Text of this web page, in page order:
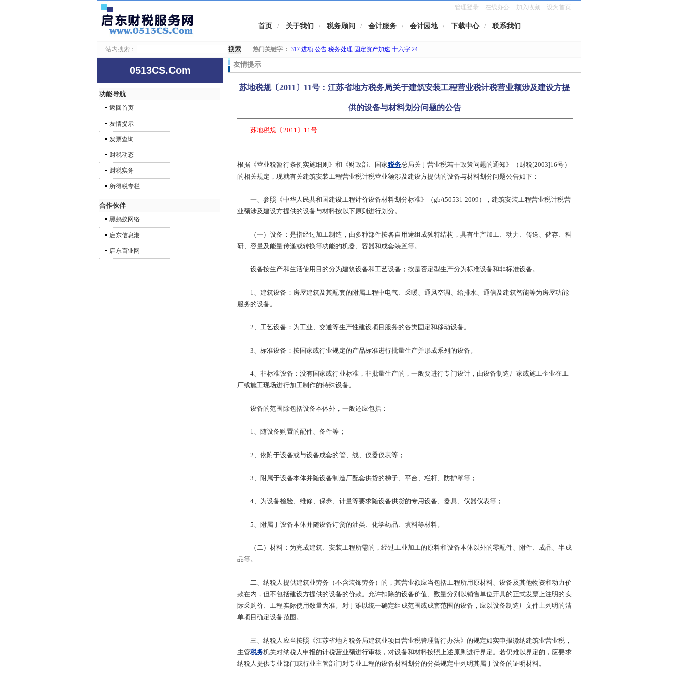
管理登录 在线办公 加入收藏 设为首页
首页 / 关于我们 / 税务顾问 / 会计服务 / 会计园地 / 下载中心 / 联系我们
站内搜索： 热门关键字： 317 进项 公告 税务处理 固定资产加速 十六字 24
0513CS.Com
功能导航
返回首页
友情提示
发票查询
财税动态
财税实务
所得税专栏
合作伙伴
黑蚂蚁网络
启东信息港
启东百业网
友情提示
苏地税规〔2011〕11号：江苏省地方税务局关于建筑安装工程营业税计税营业额涉及建设方提
供的设备与材料划分问题的公告
苏地税规〔2011〕11号
根据《营业税暂行条例实施细则》和《财政部、国家税务总局关于营业税若干政策问题的通知》（财税[2003]16号）
的相关规定，现就有关建筑安装工程营业税计税营业额涉及建设方提供的设备与材料划分问题公告如下：
一、参照《中华人民共和国建设工程计价设备材料划分标准》（gb/t50531-2009），建筑安装工程营业税计税营
业额涉及建设方提供的设备与材料按以下原则进行划分。
（一）设备：是指经过加工制造，由多种部件按各自用途组成独特结构，具有生产加工、动力、传送、储存、科
研、容量及能量传递或转换等功能的机器、容器和成套装置等。
设备按生产和生活使用目的分为建筑设备和工艺设备；按是否定型生产分为标准设备和非标准设备。
1、建筑设备：房屋建筑及其配套的附属工程中电气、采暖、通风空调、给排水、通信及建筑智能等为房屋功能
服务的设备。
2、工艺设备：为工业、交通等生产性建设项目服务的各类固定和移动设备。
3、标准设备：按国家或行业规定的产品标准进行批量生产并形成系列的设备。
4、非标准设备：没有国家或行业标准，非批量生产的，一般要进行专门设计，由设备制造厂家或施工企业在工
厂或施工现场进行加工制作的特殊设备。
设备的范围除包括设备本体外，一般还应包括：
1、随设备购置的配件、备件等；
2、依附于设备或与设备成套的管、线、仪器仪表等；
3、附属于设备本体并随设备制造厂配套供货的梯子、平台、栏杆、防护罩等；
4、为设备检验、维修、保养、计量等要求随设备供货的专用设备、器具、仪器仪表等；
5、附属于设备本体并随设备订货的油类、化学药品、填料等材料。
（二）材料：为完成建筑、安装工程所需的，经过工业加工的原料和设备本体以外的零配件、附件、成品、半成
品等。
二、纳税人提供建筑业劳务（不含装饰劳务）的，其营业额应当包括工程所用原材料、设备及其他物资和动力价
款在内，但不包括建设方提供的设备的价款。允许扣除的设备价值、数量分别以销售单位开具的正式发票上注明的实
际采购价、工程实际使用数量为准。对于难以统一确定组成范围或成套范围的设备，应以设备制造厂文件上列明的清
单项目确定设备范围。
三、纳税人应当按照《江苏省地方税务局建筑业项目营业税管理暂行办法》的规定如实申报缴纳建筑业营业税，
主管税务机关对纳税人申报的计税营业额进行审核，对设备和材料按照上述原则进行界定。若仍难以界定的，应要求
纳税人提供专业部门或行业主管部门对专业工程的设备材料划分的分类规定中列明其属于设备的证明材料。